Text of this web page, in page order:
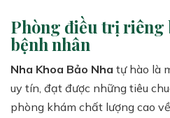
Phòng điều trị riêng
bệnh nhân
Nha Khoa Bảo Nha tự hào là
uy tín, đạt được những tiêu
phòng khám chất lượng cao